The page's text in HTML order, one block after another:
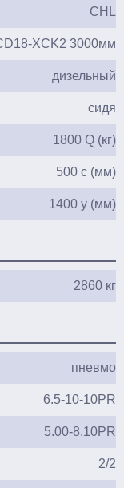
CHL
XCK2 3000мм
дизельный
сидя
1800 Q (кг)
500 c (мм)
1400 y (мм)
2860 кг
пневмо
6.5-10-10PR
5.00-8.10PR
2/2